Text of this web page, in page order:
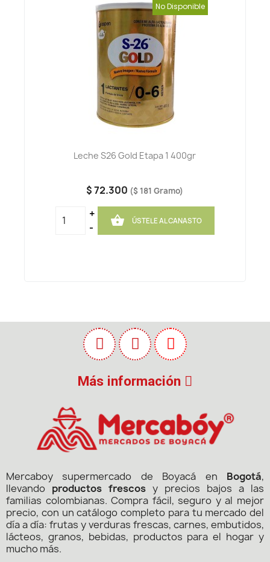
Leche S26 Gold Etapa 1 400gr
$ 72.300 ($ 181 Gramo)
+
-
 ÚSTELE AL CANASTO
No Disponible
Más información
Mercaboy supermercado de Boyacá en Bogotá,
llevando productos frescos y precios bajos a las
familias colombianas. Compra fácil, seguro y al mejor
precio, con un catálogo completo para tu mercado del
día a día: frutas y verduras frescas, carnes, embutidos,
lácteos, granos, bebidas, productos para el hogar y
mucho más.